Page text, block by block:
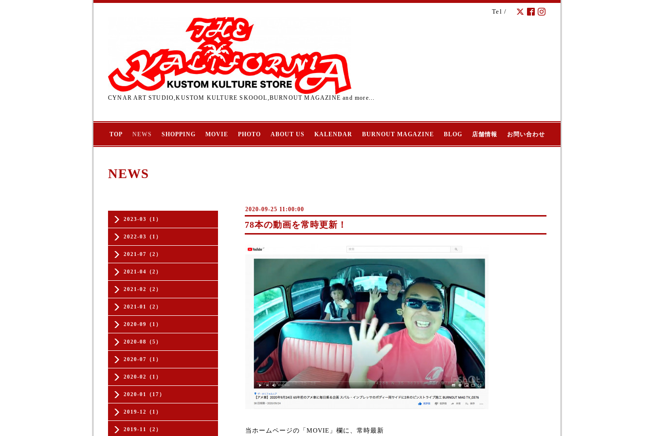
Tel /
CYNAR ART STUDIO,KUSTOM KULTURE SKOOOL,BURNOUT MAGAZINE and more...
TOP NEWS SHOPPING MOVIE PHOTO ABOUT US KALENDAR BURNOUT MAGAZINE BLOG 店舗情報 お問い合わせ
2023-03（1）
2022-03（1）
2021-07（2）
2021-04（2）
2021-02（2）
2021-01（2）
2020-09（1）
2020-08（5）
2020-07（1）
2020-02（1）
2020-01（17）
2019-12（1）
2019-11（2）
NEWS
2020-09-25 11:00:00
78本の動画を常時更新！
当ホームページの「MOVIE」欄に、常時最新